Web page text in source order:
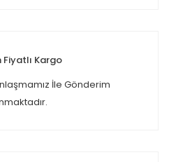
Fiyatlı Kargo
İle Gönderim